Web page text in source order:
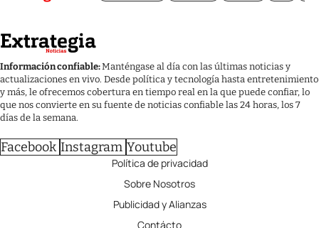
Información confiable:Manténgase al día con las últimas noticias y
actualizaciones en vivo. Desde política y tecnología hasta entretenimiento
y más, le ofrecemos cobertura en tiempo real en la que puede confiar, lo
que nos convierte en su fuente de noticias confiable las 24 horas, los 7
días de la semana.
Facebook Instagram Youtube
Política de privacidad
Sobre Nosotros
Publicidad y Alianzas
Contácto